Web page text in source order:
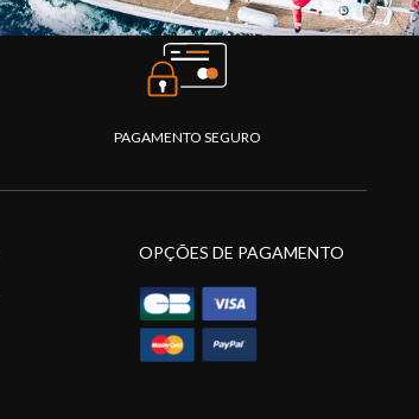
PAGAMENTO SEGURO
OPÇÕES DE PAGAMENTO